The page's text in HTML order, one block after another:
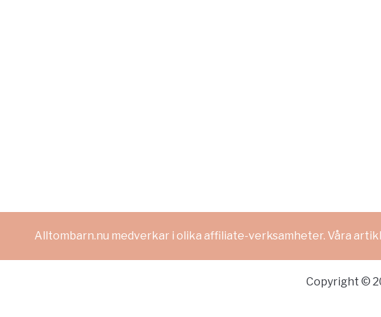
Alltombarn.nu medverkar i olika affiliate-verksamheter. Våra
Copyright ©